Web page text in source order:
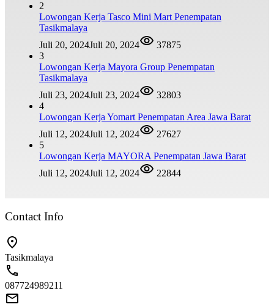
2
Lowongan Kerja Tasco Mini Mart Penempatan
Tasikmalaya
Juli 20, 2024Juli 20, 2024
37875
3
Lowongan Kerja Mayora Group Penempatan
Tasikmalaya
Juli 23, 2024Juli 23, 2024
32803
4
Lowongan Kerja Yomart Penempatan Area Jawa Barat
Juli 12, 2024Juli 12, 2024
27627
5
Lowongan Kerja MAYORA Penempatan Jawa Barat
Juli 12, 2024Juli 12, 2024 22844
Contact Info
Tasikmalaya
087724989211